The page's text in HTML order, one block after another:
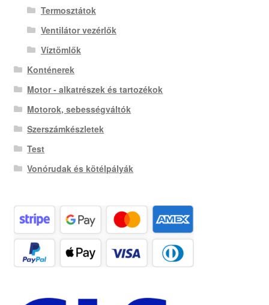
Termosztátok
Ventilátor vezérlők
Víztömlők
Konténerek
Motor - alkatrészek és tartozékok
Motorok, sebességváltók
Szerszámkészletek
Test
Vonórudak és kötélpályák